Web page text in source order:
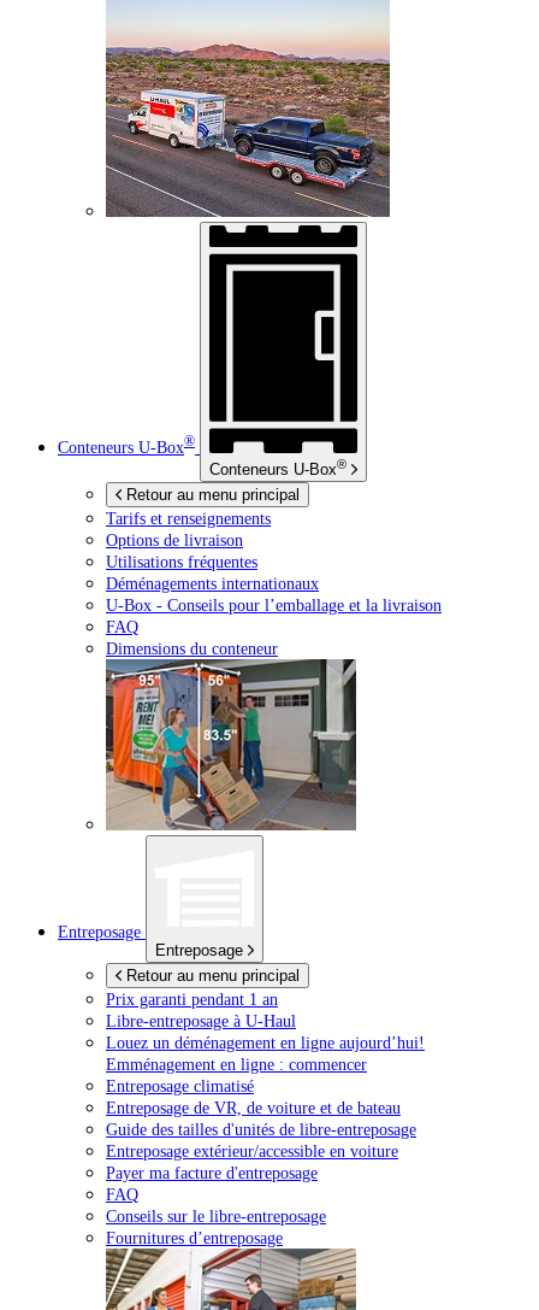
Conteneurs U-Box®
Conteneurs U-Box®
Retour au menu principal
Tarifs et renseignements
Options de livraison
Utilisations fréquentes
Déménagements internationaux
U-Box - Conseils pour l’emballage et la livraison
FAQ
Dimensions du conteneur
Entreposage
Entreposage
Retour au menu principal
Prix garanti pendant 1 an
Libre-entreposage à U-Haul
Louez un déménagement en ligne aujourd’hui!
Emménagement en ligne : commencer
Entreposage climatisé
Entreposage de VR, de voiture et de bateau
Guide des tailles d'unités de libre-entreposage
Entreposage extérieur/accessible en voiture
Payer ma facture d'entreposage
FAQ
Conseils sur le libre-entreposage
Fournitures d’entreposage